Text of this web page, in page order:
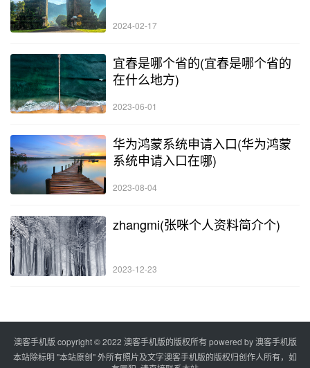
2024-02-17
宜春是哪个省的(宜春是哪个省的
在什么地方)
2023-06-01
华为鸿蒙系统申请入口(华为鸿蒙
系统申请入口在哪)
2023-08-04
zhangmi(张咪个人资料简介个)
2023-12-23
澳客手机版 copyright © 2022 澳客手机版的版权所有 powered by澳客手机版
本站除标明 "本站原创" 外所有照片及文字澳客手机版的版权归创作人所有，如